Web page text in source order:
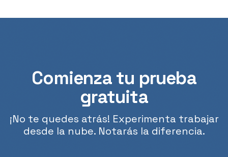
Comienza tu prueba
gratuita
¡No te quedes atrás! Experimenta trabajar
desde la nube. Notarás la diferencia.